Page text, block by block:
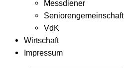
Messdiener
Seniorengemeinschaft
VdK
Wirtschaft
Impressum